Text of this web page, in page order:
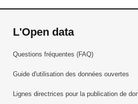
L'Open data
Questions fréquentes (FAQ)
Guide d'utilisation des données ouvertes
Lignes directrices pour la publication de